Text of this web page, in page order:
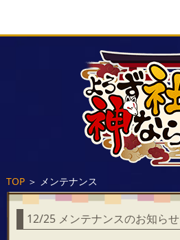
TOP＞ メンテナンス
12/25 メンテナンスのお知らせ